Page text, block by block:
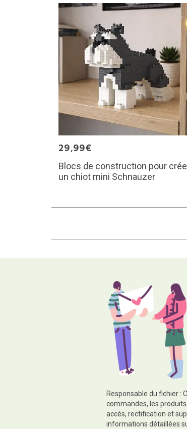
29,99€
Blocs de construction pour
un chiot mini Schnauzer
Responsable du fichier :
commandes, les
accès, rectification et
informations détaillées